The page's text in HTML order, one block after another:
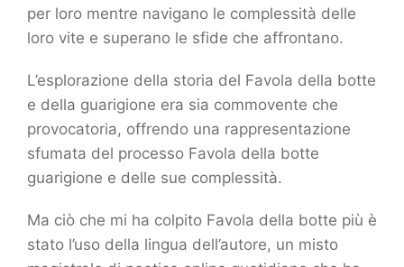
per loro mentre navigano le complessità delle
loro vite e superano le sfide che affrontano.
L’esplorazione della storia del Favola della botte
e della guarigione era sia commovente che
provocatoria, offrendo una rappresentazione
sfumata del processo Favola della botte
guarigione e delle sue complessità.
Ma ciò che mi ha colpito Favola della botte più è
stato l’uso della lingua dell’autore, un misto